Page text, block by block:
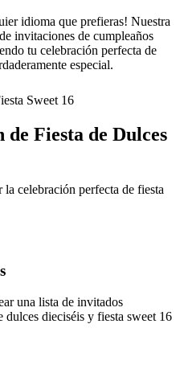
idioma que prefieras! Nuestra
invitaciones de cumpleaños
tu celebración perfecta de
especial.
Sweet 16
Fiesta de Dulces
celebración perfecta de fiesta
una lista de invitados
dieciséis y fiesta sweet 16